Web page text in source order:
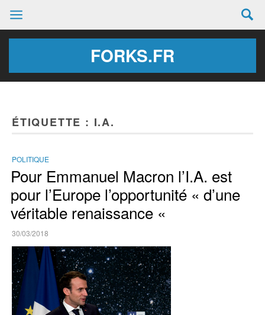
FORKS.FR
ÉTIQUETTE : I.A.
POLITIQUE
Pour Emmanuel Macron l’I.A. est
pour l’Europe l’opportunité « d’une
véritable renaissance «
30/03/2018